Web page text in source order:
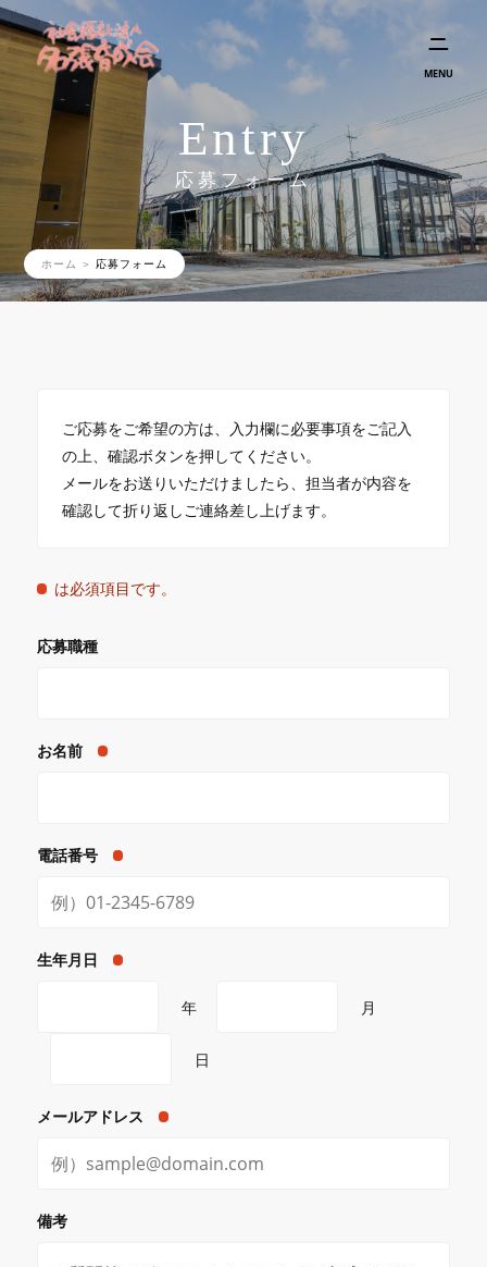
MENU
Entry
応募フォーム
ホーム 応募フォーム
ご応募をご希望の方は、入力欄に必要事項をご記入
の上、確認ボタンを押してください。
メールをお送りいただけましたら、担当者が内容を
確認して折り返しご連絡差し上げます。
は必須項目です。
応募職種
お名前
電話番号
生年月日
年 月
日
メールアドレス
備考